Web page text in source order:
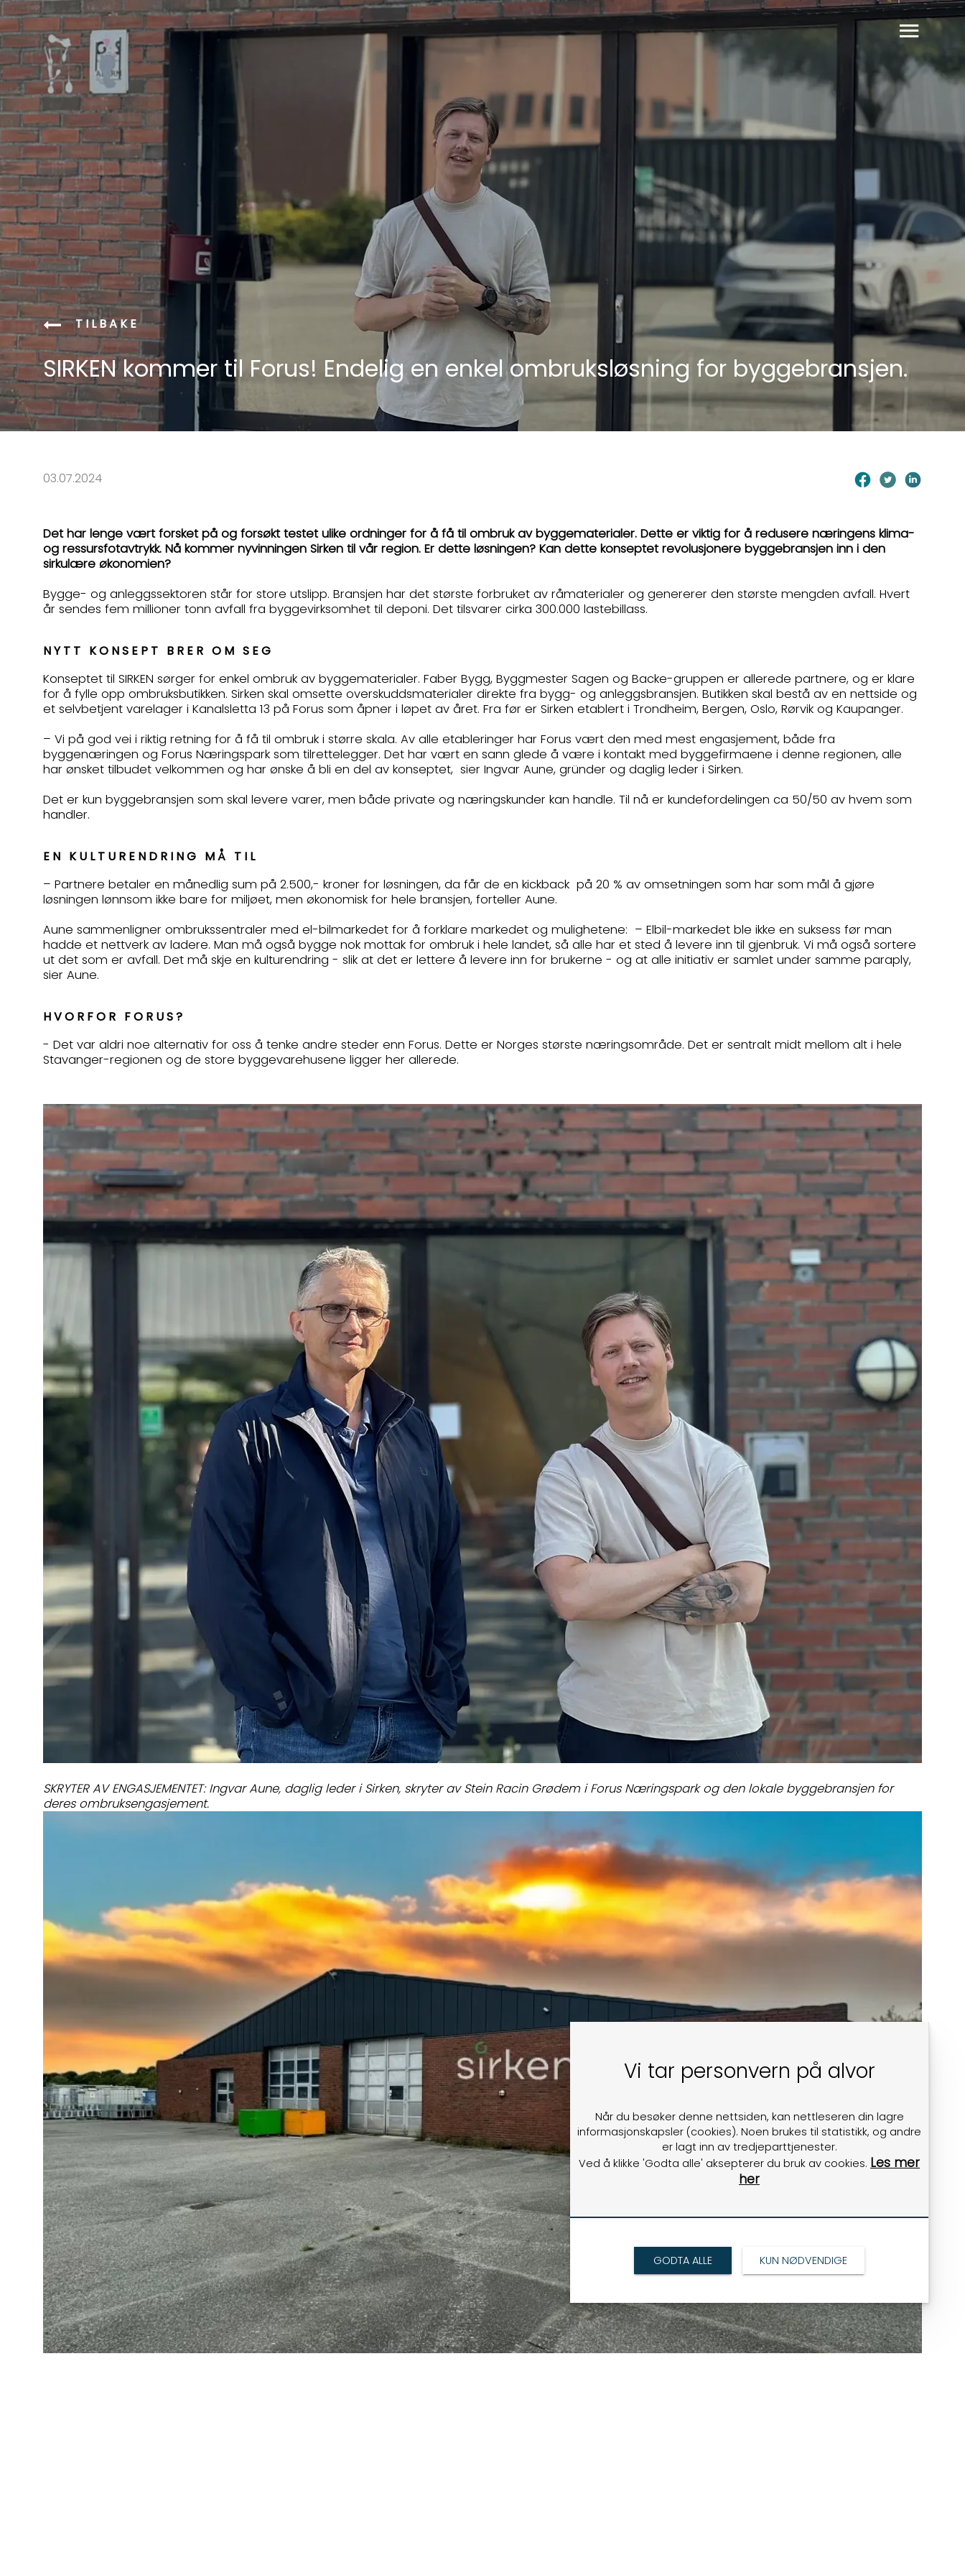
TILBAKE
SIRKEN kommer til Forus! Endelig en enkel ombruksløsning for byggebransjen.
03.07.2024
Det har lenge vært forsket på og forsøkt testet ulike ordninger for å få til ombruk av byggematerialer. Dette er viktig for å redusere næringens klima-
og ressursfotavtrykk. Nå kommer nyvinningen Sirken til vår region. Er dette løsningen? Kan dette konseptet revolusjonere byggebransjen inn i den
sirkulære økonomien?
Bygge- og anleggssektoren står for store utslipp. Bransjen har det største forbruket av råmaterialer og genererer den største mengden avfall. Hvert
år sendes fem millioner tonn avfall fra byggevirksomhet til deponi. Det tilsvarer cirka 300.000 lastebillass.
NYTT KONSEPT BRER OM SEG
Konseptet til SIRKEN sørger for enkel ombruk av byggematerialer. Faber Bygg, Byggmester Sagen og Backe-gruppen er allerede partnere, og er klare
for å fylle opp ombruksbutikken. Sirken skal omsette overskuddsmaterialer direkte fra bygg- og anleggsbransjen. Butikken skal bestå av en nettside og
et selvbetjent varelager i Kanalsletta 13 på Forus som åpner i løpet av året. Fra før er Sirken etablert i Trondheim, Bergen, Oslo, Rørvik og Kaupanger.
– Vi på god vei i riktig retning for å få til ombruk i større skala. Av alle etableringer har Forus vært den med mest engasjement, både fra
byggenæringen og Forus Næringspark som tilrettelegger. Det har vært en sann glede å være i kontakt med byggefirmaene i denne regionen, alle
har ønsket tilbudet velkommen og har ønske å bli en del av konseptet, sier Ingvar Aune, gründer og daglig leder i Sirken.
Det er kun byggebransjen som skal levere varer, men både private og næringskunder kan handle. Til nå er kundefordelingen ca 50/50 av hvem som
handler.
EN KULTURENDRING MÅ TIL
– Partnere betaler en månedlig sum på 2.500,- kroner for løsningen, da får de en kickback på 20 % av omsetningen som har som mål å gjøre
løsningen lønnsom ikke bare for miljøet, men økonomisk for hele bransjen, forteller Aune.
Aune sammenligner ombrukssentraler med el-bilmarkedet for å forklare markedet og mulighetene: – Elbil-markedet ble ikke en suksess før man
hadde et nettverk av ladere. Man må også bygge nok mottak for ombruk i hele landet, så alle har et sted å levere inn til gjenbruk. Vi må også sortere
ut det som er avfall. Det må skje en kulturendring - slik at det er lettere å levere inn for brukerne - og at alle initiativ er samlet under samme paraply,
sier Aune.
HVORFOR FORUS?
- Det var aldri noe alternativ for oss å tenke andre steder enn Forus. Dette er Norges største næringsområde. Det er sentralt midt mellom alt i hele
Stavanger-regionen og de store byggevarehusene ligger her allerede.
SKRYTER AV ENGASJEMENTET: Ingvar Aune, daglig leder i Sirken, skryter av Stein Racin Grødem i Forus Næringspark og den lokale byggebransjen for
deres ombruksengasjement.
Vi tar personvern på alvor
Når du besøker denne nettsiden, kan nettleseren din lagre
informasjonskapsler (cookies). Noen brukes til statistikk, og andre
er lagt inn av tredjeparttjenester.
Ved å klikke 'Godta alle' aksepterer du bruk av cookies. Les mer
her
GODTA ALLE KUN NØDVENDIGE